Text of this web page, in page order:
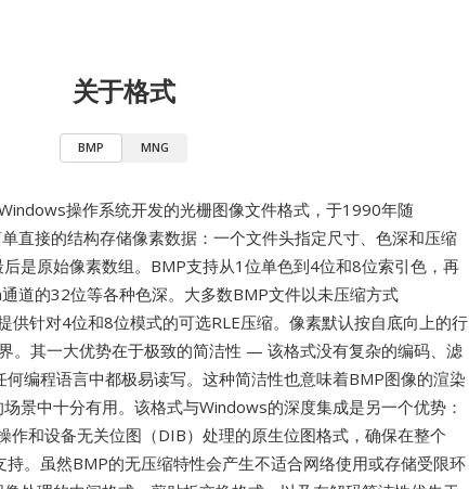
关于格式
BMP MNG
操作系统开发的光栅图像文件格式，于1990年随
直接的结构存储像素数据：一个文件头指定尺寸、色深和压缩
是原始像素数组。BMP支持从1位单色到4位和8位索引色，再
道的32位等各种色深。大多数BMP文件以未压缩方式
供针对4位和8位模式的可选RLE压缩。像素默认按自底向上的行
。其一大优势在于极致的简洁性 — 该格式没有复杂的编码、滤
编程语言中都极易读写。这种简洁性也意味着BMP图像的渲染
景中十分有用。该格式与Windows的深度集成是另一个优势：
作和设备无关位图（DIB）处理的原生位图格式，确保在整个
持。虽然BMP的无压缩特性会产生不适合网络使用或存储受限环